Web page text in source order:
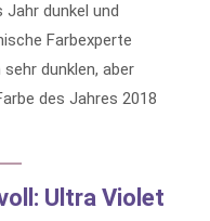
Jahr dunkel und
Farbexperte
dunklen, aber
des Jahres 2018
Ultra Violet